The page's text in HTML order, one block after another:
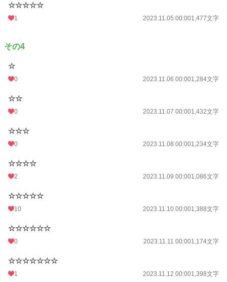
☆☆☆☆☆
1 2023.11.05 00:001,477文字
その4
☆
0 2023.11.06 00:001,284文字
☆☆
0 2023.11.07 00:001,432文字
☆☆☆
0 2023.11.08 00:001,234文字
☆☆☆☆
2 2023.11.09 00:001,086文字
☆☆☆☆☆
10 2023.11.10 00:001,388文字
☆☆☆☆☆☆
0 2023.11.11 00:001,174文字
☆☆☆☆☆☆☆
1 2023.11.12 00:001,398文字